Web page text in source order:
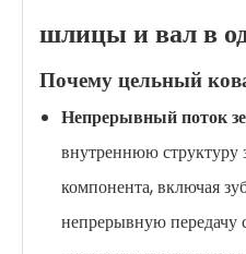
шлицы и вал в
Почему цельный
Непрерывный поток
внутреннюю структуру
компонента, включая
непрерывную передачу